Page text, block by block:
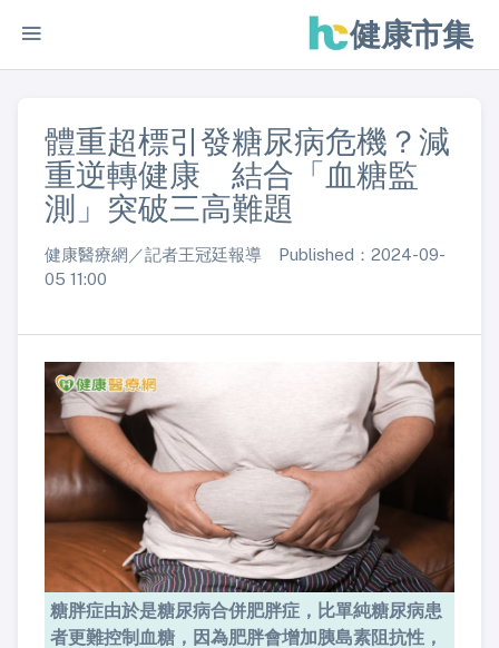
健康市集
體重超標引發糖尿病危機？減
重逆轉健康 結合「血糖監
測」突破三高難題
健康醫療網／記者王冠廷報導 Published：2024-09-
05 11:00
糖胖症由於是糖尿病合併肥胖症，比單純糖尿病患
者更難控制血糖，因為肥胖會增加胰島素阻抗性，